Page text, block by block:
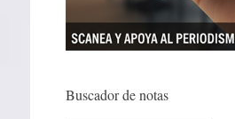
Buscador de notas